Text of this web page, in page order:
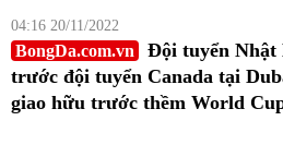
04:16 20/11/2022
BongDa.com.vn
Đội tuyển Nhật
trước đội tuyển Canada tại
giao hữu trước thềm World